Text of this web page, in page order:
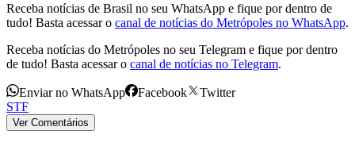
Receba notícias de Brasil no seu WhatsApp e fique por dentro de
tudo! Basta acessar o canal de notícias do Metrópoles no WhatsApp.
Receba notícias do Metrópoles no seu Telegram e fique por dentro
de tudo! Basta acessar o canal de notícias no Telegram.
Enviar no WhatsApp Facebook
Twitter
STF
Ver Comentários